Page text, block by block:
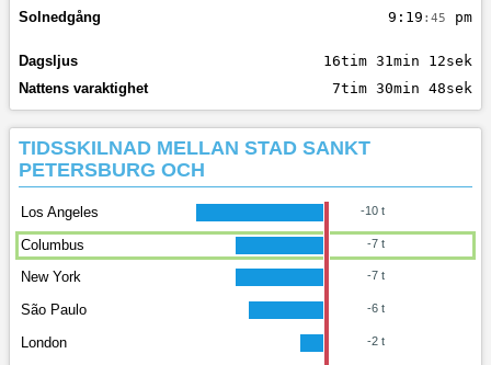
Solnedgång
9:19 :45 pm
Dagsljus
16tim 31min 12sek
Nattens varaktighet
7tim 30min 48sek
TIDSSKILNAD MELLAN STAD SANKT
PETERSBURG OCH
Los Angeles -10 t
Columbus -7 t
New York -7 t
São Paulo -6 t
London -2 t